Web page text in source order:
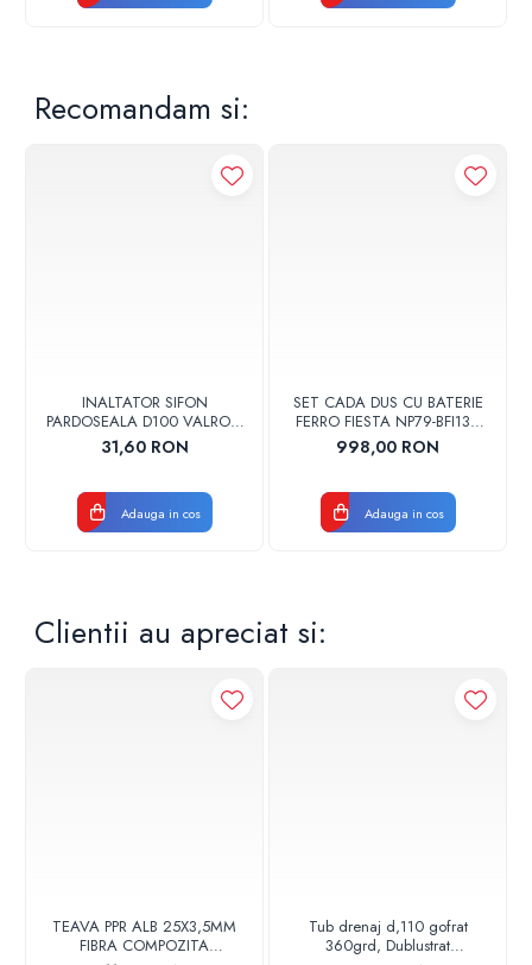
Recomandam si:
INALTATOR SIFON
PARDOSEALA D100 VALROM
17001900004
31,60 RON
Adauga in cos
SET CADA DUS CU BATERIE
FERRO FIESTA NP79-BFI13U
CROM
998,00 RON
Adauga in cos
Clientii au apreciat si:
TEAVA PPR ALB 25X3,5MM
FIBRA COMPOZITA
Tub drenaj d,110 gofrat
360grd, Dublustrat